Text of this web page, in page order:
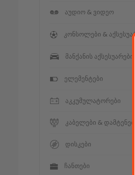
აუდიო & ვიდეო
კონსოლები &
მანქანის აქსესუარები
ელემენტები
აკკუმულატორები
კაბელები & დამტენები
დისკები
ჩანთები